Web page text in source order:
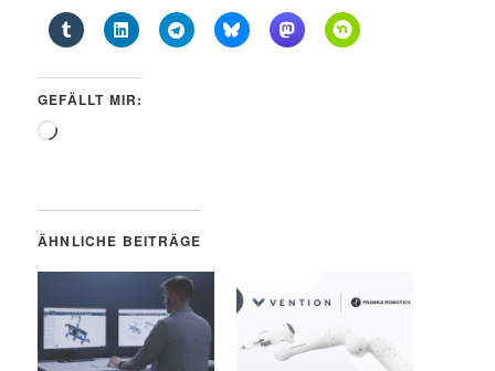
GEFÄLLT MIR:
Wird
ÄHNLICHE BEITRÄGE